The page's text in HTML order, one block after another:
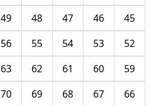
45
46
47
48
49
52
53
54
55
56
59
60
61
62
63
66
67
68
69
70